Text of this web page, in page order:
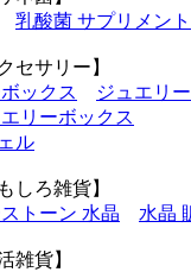
乳酸菌 サプリメント
セサリー】
ックス
ジュエリ
リーボックス
ル
しろ雑貨】
トーン 水晶 水晶
雑貨】